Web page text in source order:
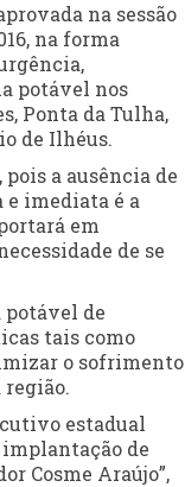
na sessão
na forma
potável nos
Ponta da Tulha,
de Ilhéus.
a ausência de
imediata é a
em
de se
potável de
tais como
o sofrimento
estadual
implantação de
Cosme Araújo”,